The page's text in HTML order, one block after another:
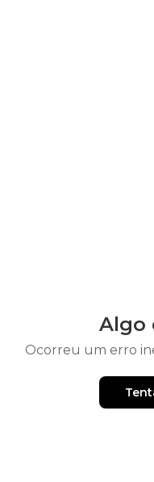
Algo
Ocorreu um erro